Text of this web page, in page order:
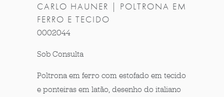
CARLO HAUNER | POLTRONA EM
FERRO E TECIDO
0002044
Sob Consulta
Poltrona em ferro com estofado em tecido
e ponteiras em latão, desenho do italiano